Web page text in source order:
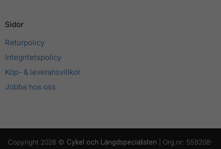
Sidor
Returpolicy
Integritetspolicy
Köp- & leveransvillkor
Jobba hos oss
Copyright 2026 © Cykel och Längdspecialisten | Org.nr: 559208-